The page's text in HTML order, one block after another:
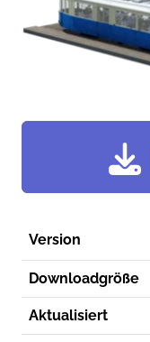
Version
Downloadgröße
Aktualisiert